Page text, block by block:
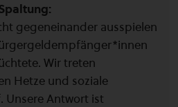
gegeneinander ausspielen
Wir treten
Hetze und soziale
Unsere Antwort ist